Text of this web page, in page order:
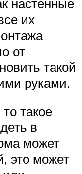
настенные
их
от
такой
руками.
такое
в
может
это может